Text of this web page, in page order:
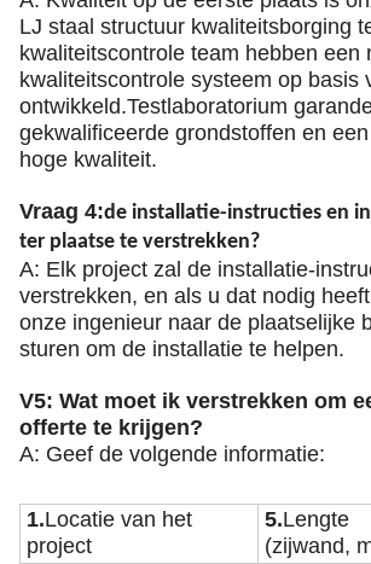
LJ staal structuur kwaliteitsborging
kwaliteitscontrole team hebben een
kwaliteitscontrole systeem op basis
ontwikkeld.Testlaboratorium
gekwalificeerde grondstoffen en
hoge kwaliteit.
Vraag 4:de installatie-instructies en
ter plaatse te verstrekken?
A: Elk project zal de installatie-
verstrekken, en als u dat nodig
onze ingenieur naar de plaatselijke
sturen om de installatie te helpen.
V5: Wat moet ik verstrekken om
offerte te krijgen?
A: Geef de volgende informatie:
1.Locatie van het
project
5.Lengte
(zijwand,